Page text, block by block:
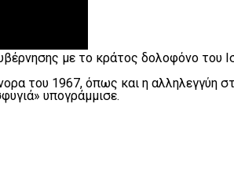
με το κράτος δολοφόνο του
του 1967, όπως και η αλληλεγγύη
υπογράμμισε.